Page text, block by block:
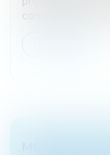
conduisant à la
MODALITÉS